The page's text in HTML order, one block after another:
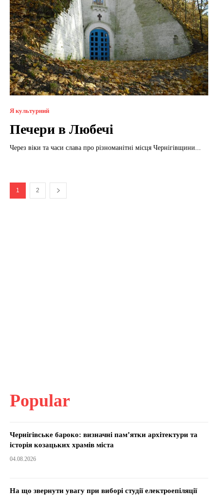
Я культурний
Печери в Любечі
Через віки та часи слава про різноманітні місця Чернігівщини...
1 2
Popular
Чернігівське бароко: визначні пам’ятки архітектури та
історія козацьких храмів міста
04.08.2026
На що звернути увагу при виборі студії електроепіляції